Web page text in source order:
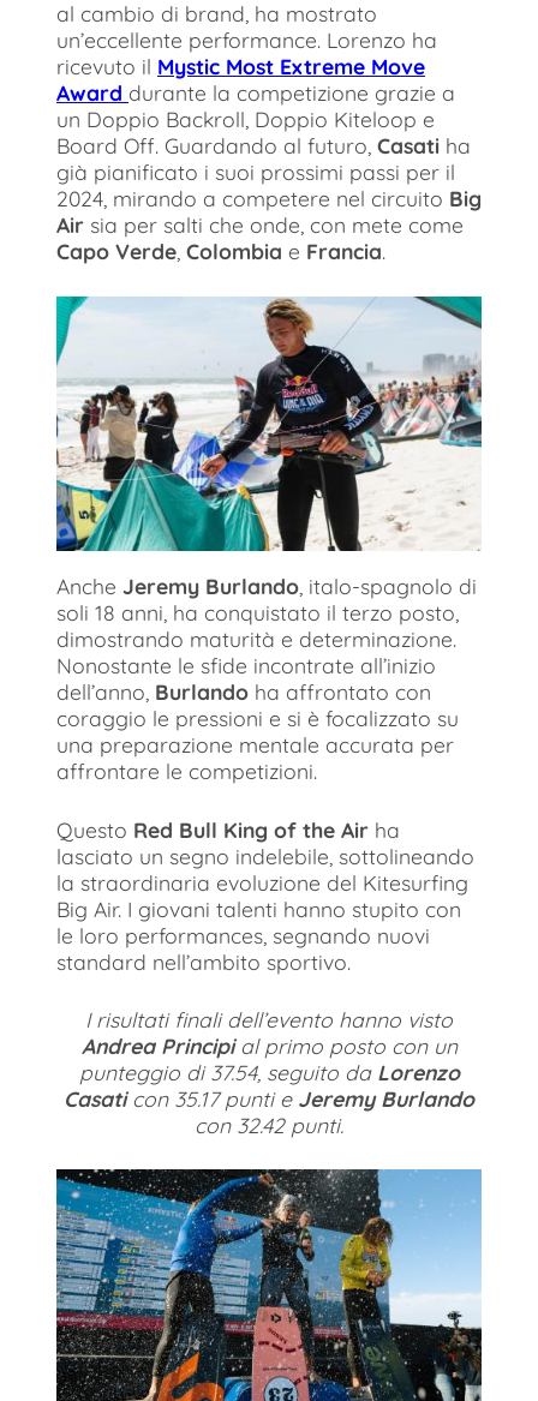
al cambio di brand, ha mostrato
un’eccellente performance. Lorenzo ha
ricevuto il Mystic Most Extreme Move
Award durante la competizione grazie a
un Doppio Backroll, Doppio Kiteloop e
Board Off. Guardando al futuro, Casati ha
già pianificato i suoi prossimi passi per il
2024, mirando a competere nel circuito Big
Air sia per salti che onde, con mete come
Capo Verde Colombia e Francia.
Anche Jeremy Burlando , italo-spagnolo di
soli 18 anni, ha conquistato il terzo posto,
dimostrando maturità e determinazione.
Nonostante le sfide incontrate all’inizio
dell’anno, Burlando ha affrontato con
coraggio le pressioni e si è focalizzato su
una preparazione mentale accurata per
affrontare le competizioni.
Questo Red Bull King of the Air ha
lasciato un segno indelebile, sottolineando
la straordinaria evoluzione del Kitesurfing
Big Air. I giovani talenti hanno stupito con
le loro performances, segnando nuovi
standard nell’ambito sportivo.
I risultati finali dell’evento hanno visto
Andrea Principial primo posto con un
punteggio di 37.54, seguito da Lorenzo
Casaticon 35.17 punti e Jeremy Burlando
con 32.42 punti.